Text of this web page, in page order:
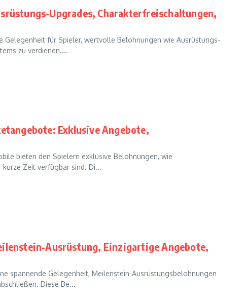
Upgrades, Charakterfreischaltungen,
für Spieler, wertvolle Belohnungen wie Ausrüstungs-
zu verdienen....
Exklusive Angebote,
bieten den Spielern exklusive Belohnungen, wie
Zeit verfügbar sind. Di...
Ausrüstung, Einzigartige Angebote,
spannende Gelegenheit, Meilenstein-Ausrüstungsbelohnungen
Diese Be...